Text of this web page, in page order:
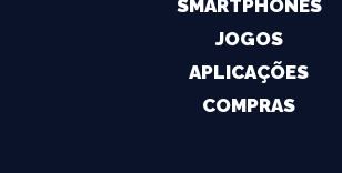
SMARTPHONES
JOGOS
APLICAÇÕES
COMPRAS